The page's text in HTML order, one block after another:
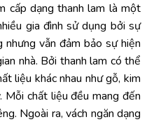
cấp dạng thanh lam là một
gia đình sử dụng bởi sự
vẫn đảm bảo sự hiện
nhà. Bởi thanh lam có thể
liệu khác nhau như gỗ, kim
Mỗi chất liệu đều mang đến
Ngoài ra, vách ngăn dạng